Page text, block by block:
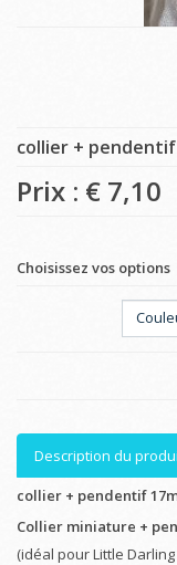
collier + pendentif
Prix : € 7,10
Choisissez vos options
Description du
collier + pendentif
Collier miniature +
(idéal pour Little